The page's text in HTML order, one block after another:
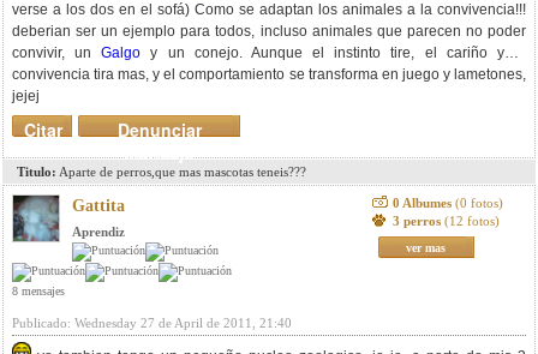
verse a los dos en el sofá) Como se adaptan los animales a la convivencia!!!
deberian ser un ejemplo para todos, incluso animales que parecen no poder
convivir, unGalgo y un conejo. Aunque el instinto tire, el cariño y la
convivencia tira mas, y el comportamiento se transforma en juego y lametones,
jejej
Denunciar
mensaje
Citar
Titulo: Aparte de perros,que mas mascotas teneis???
Gattita
Aprendiz
8 mensajes
0 Albumes (0 fotos)
3 perros (12 fotos)
ver mas
Publicado: Wednesday 27 de April de 2011, 21:40